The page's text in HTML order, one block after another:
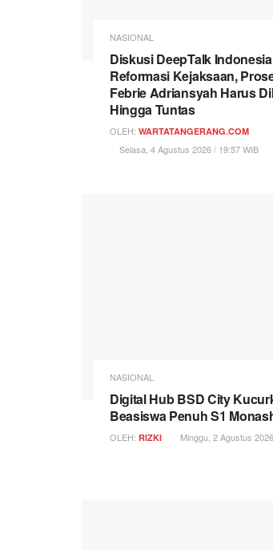
NASIONAL
Diskusi DeepTalk
Reformasi Kejaksaan,
Febrie Adriansyah Harus
Hingga Tuntas
OLEH: WARTATANGERANG.COM
Selasa, 4 Agustus 2026 / 19:57 WIB
NASIONAL
Digital Hub BSD City
Beasiswa Penuh S1
OLEH: RIZKI Minggu, 2 Agustus